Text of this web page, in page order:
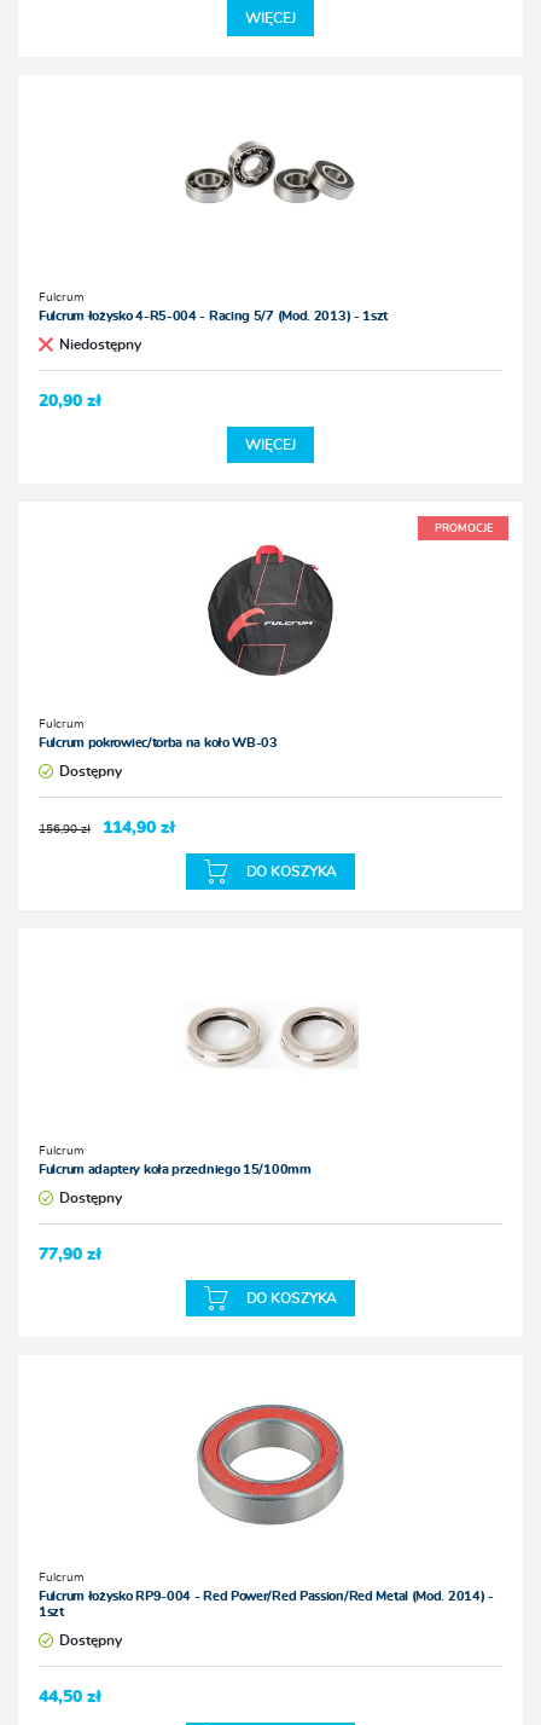
WIĘCEJ
Fulcrum
Fulcrum łożysko 4-R5-004 - Racing 5/7 (Mod. 2013) - 1szt
Niedostępny
20,90 zł
WIĘCEJ
PROMOCJE
Fulcrum
Fulcrum pokrowiec/torba na koło WB-03
Dostępny
156,90 zł 114,90 zł
DO KOSZYKA
Fulcrum
Fulcrum adaptery koła przedniego 15/100mm
Dostępny
77,90 zł
DO KOSZYKA
Fulcrum
Fulcrum łożysko RP9-004 - Red Power/Red Passion/Red Metal (Mod. 2014) -
1szt
Dostępny
44,50 zł